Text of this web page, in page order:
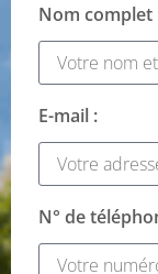
Nom complet
E-mail :
N° de